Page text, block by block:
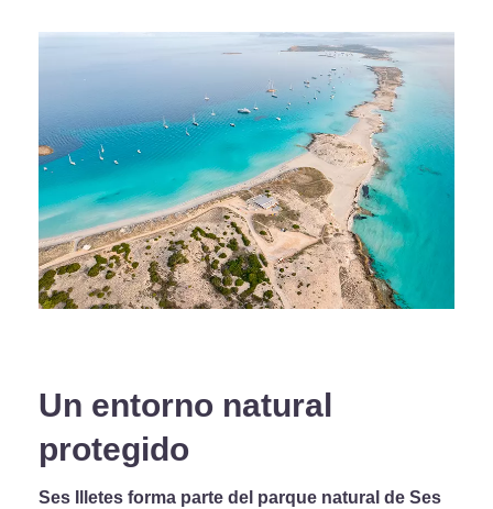
Un entorno natural
protegido
Ses Illetes forma parte del parque natural de Ses